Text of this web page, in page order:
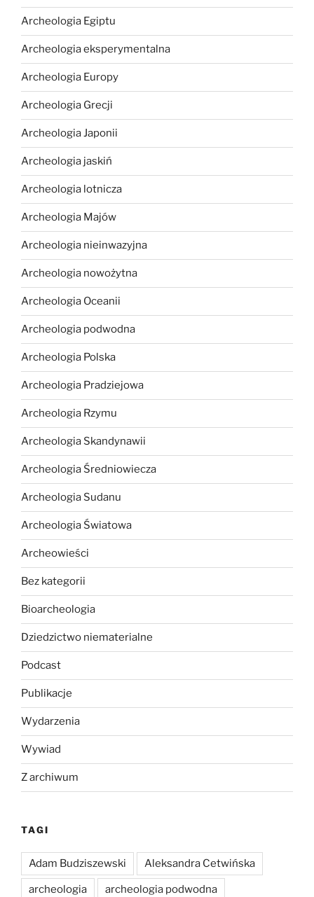
Archeologia Egiptu
Archeologia eksperymentalna
Archeologia Europy
Archeologia Grecji
Archeologia Japonii
Archeologia jaskiń
Archeologia lotnicza
Archeologia Majów
Archeologia nieinwazyjna
Archeologia nowożytna
Archeologia Oceanii
Archeologia podwodna
Archeologia Polska
Archeologia Pradziejowa
Archeologia Rzymu
Archeologia Skandynawii
Archeologia Średniowiecza
Archeologia Sudanu
Archeologia Światowa
Archeowieści
Bez kategorii
Bioarcheologia
Dziedzictwo niematerialne
Podcast
Publikacje
Wydarzenia
Wywiad
Z archiwum
TAGI
Adam Budziszewski Aleksandra Cetwińska
archeologia archeologia podwodna